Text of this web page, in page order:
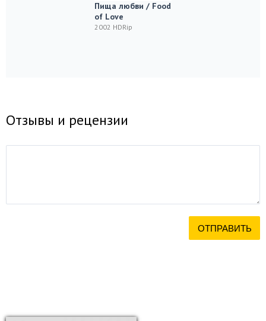
Пища любви / Food
of Love
2002 HDRip
Отзывы и рецензии